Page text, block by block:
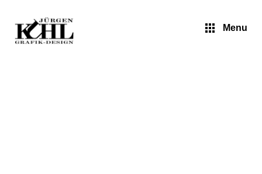
Menu
Jürgen Kuhl - Pop Art